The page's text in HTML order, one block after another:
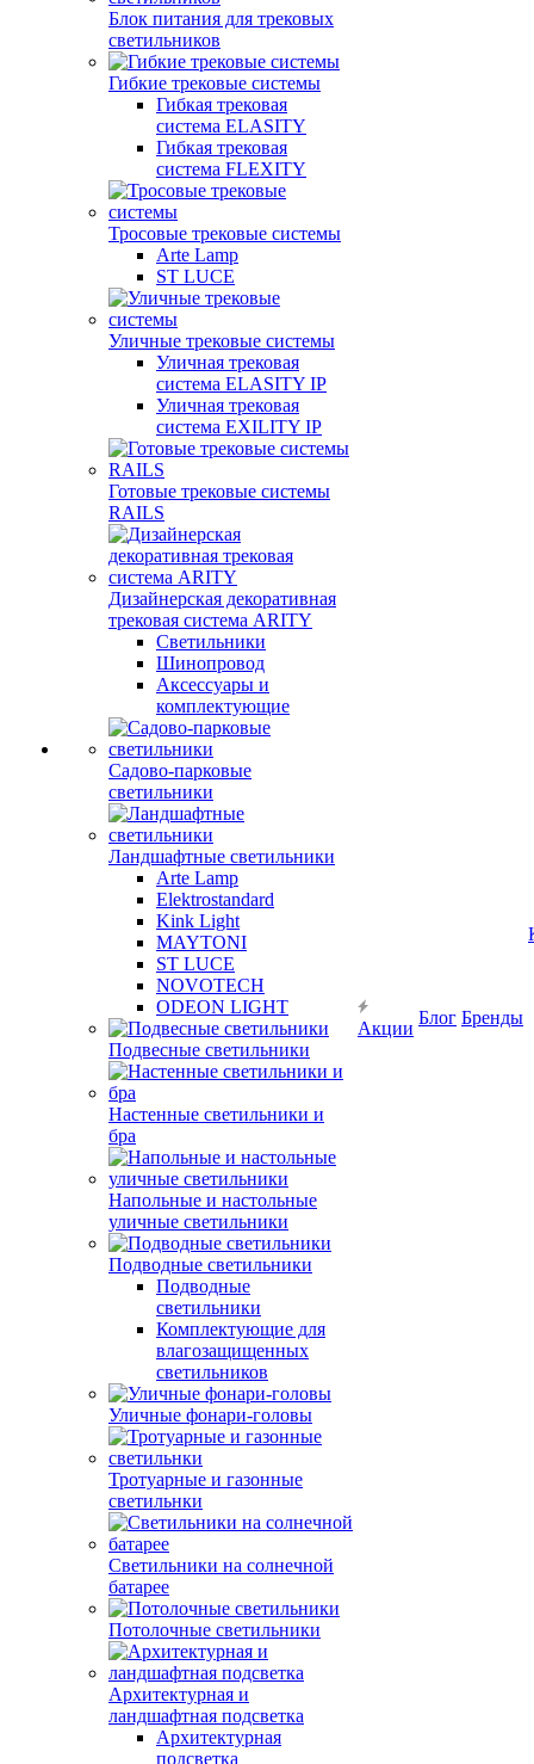
Блок питания для трековых
светильников
Гибкие трековые системы
Гибкая трековая
система ELASITY
Гибкая трековая
система FLEXITY
Тросовые трековые системы
Arte Lamp
ST LUCE
Уличные трековые системы
Уличная трековая
система ELASITY IP
Уличная трековая
система EXILITY IP
Готовые трековые системы
RAILS
Дизайнерская декоративная
трековая система ARITY
Светильники
Шинопровод
Аксессуары и
комплектующие
Садово-парковые
светильники
Ландшафтные светильники
Arte Lamp
Elektrostandard
Kink Light
MAYTONI
ST LUCE
NOVOTECH
ODEON LIGHT
Подвесные светильники
Настенные светильники и
бра
Напольные и настольные
уличные светильники
Подводные светильники
Подводные
светильники
Комплектующие для
влагозащищенных
светильников
Уличные фонари-головы
Тротуарные и газонные
светильнки
Светильники на солнечной
батарее
Потолочные светильники
Архитектурная и
ландшафтная подсветка
Архитектурная
подсветка
Акции
Блог Бренды